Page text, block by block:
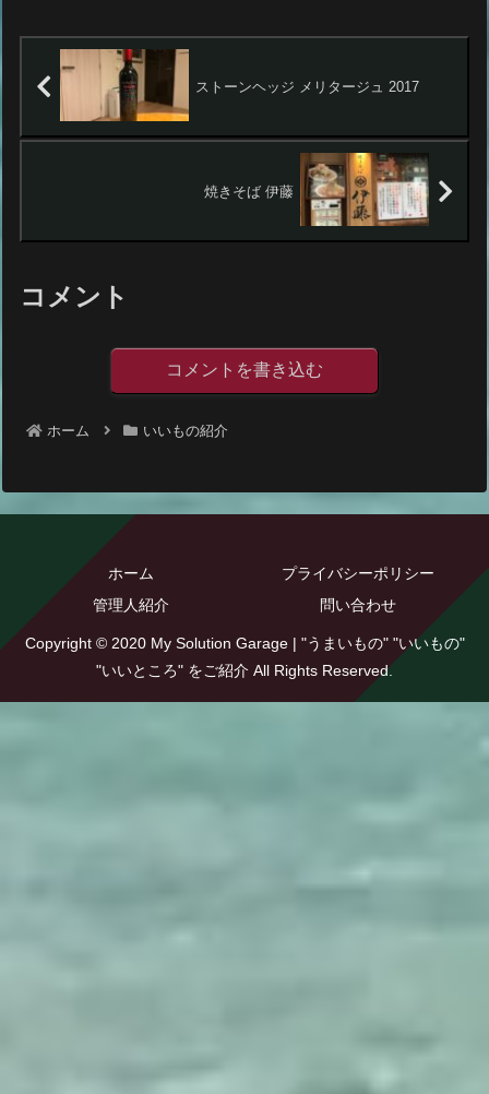
ストーンヘッジ メリタージュ 2017
焼きそば 伊藤
コメント
コメントを書き込む
ホーム いいもの紹介
ホーム
プライバシーポリシー
管理人紹介
問い合わせ
Copyright © 2020 My Solution Garage | "うまいもの" "いいもの"
"いいところ" をご紹介 All Rights Reserved.